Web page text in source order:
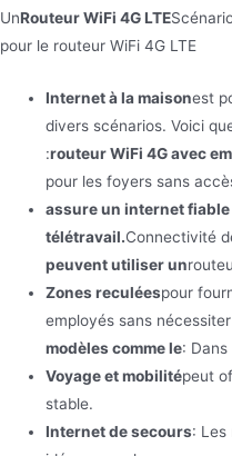
UnRouteur WiFi 4G LTE
pour le routeur WiFi 4G LTE
Internet à la maisonest
divers scénarios. Voici
:routeur WiFi 4G avec
pour les foyers sans
assure un internet
télétravail.Connectivité
peuvent utiliser un
Zones reculéespour
employés sans
modèles comme le:
Voyage et mobilitépeut
stable.
Internet de secours: Les